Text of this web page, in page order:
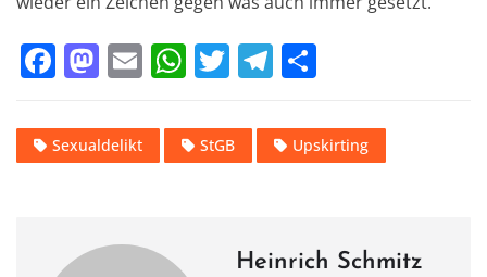
F
a
c
e
M
a
st
o
o
E
m
ai
l
W
h
at
s
T
w
it
te
T
el
e
gr
le
n
Sexualdelikt StGB Upskirting
Heinrich Schmitz